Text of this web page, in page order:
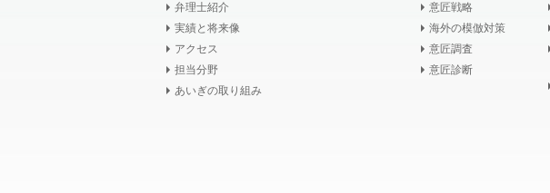
弁理士紹介
実績と将来像
アクセス
担当分野
あいぎの取り組み
意匠戦略
海外の模倣対策
意匠調査
意匠診断